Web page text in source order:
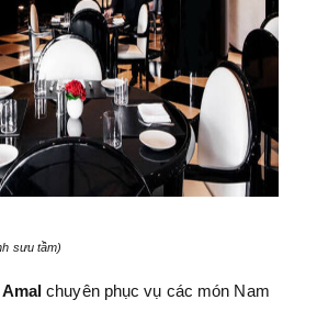
sưu tầm)
chuyên phục vụ các món Nam